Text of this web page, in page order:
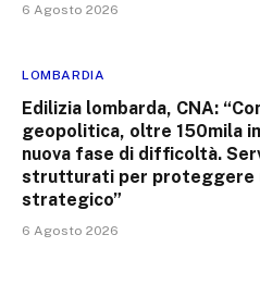
6 Agosto 2026
LOMBARDIA
Edilizia lombarda, CNA:
geopolitica, oltre 150mila
nuova fase di difficoltà.
strutturati per proteggere
strategico”
6 Agosto 2026